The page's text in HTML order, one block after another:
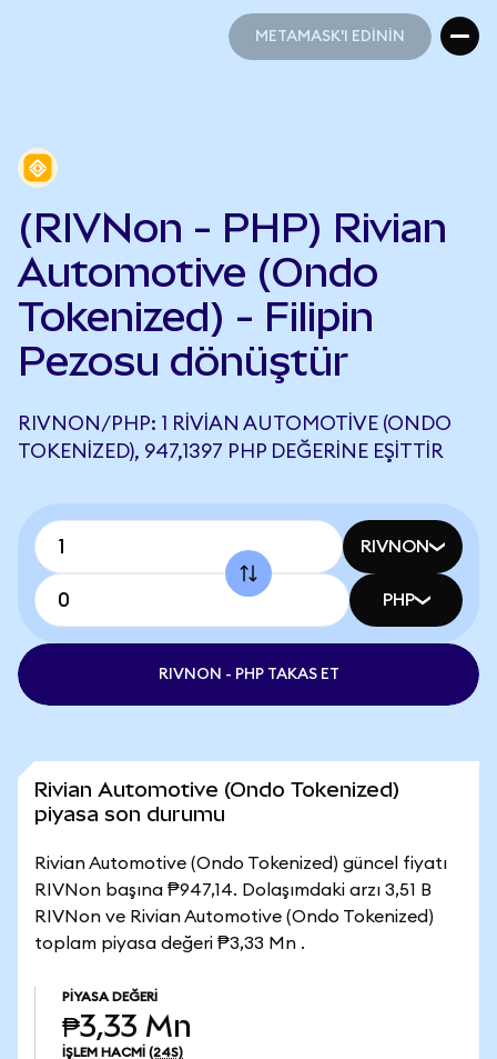
METAMASK'I EDİNİN
(RIVNon - PHP) Rivian
Automotive (Ondo
Tokenized) - Filipin
Pezosu dönüştür
RIVNON/PHP: 1 RIVIAN AUTOMOTIVE (ONDO
TOKENIZED), 947,1397 PHP DEĞERINE EŞITTIR
RIVNON
PHP
RIVNON - PHP TAKAS ET
Rivian Automotive (Ondo Tokenized)
piyasa son durumu
Rivian Automotive (Ondo Tokenized) güncel fiyatı
RIVNon başına ₱947,14. Dolaşımdaki arzı 3,51 B
RIVNon ve Rivian Automotive (Ondo Tokenized)
toplam piyasa değeri ₱3,33 Mn .
PIYASA DEĞERI
₱3,33 Mn
İŞLEM HACMI (24S)